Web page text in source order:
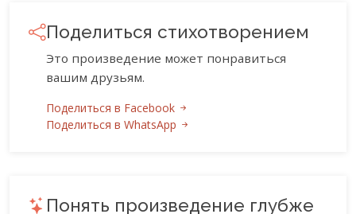
Поделиться стихотворением
Это произведение может понравиться
вашим друзьям.
Поделиться в Facebook
Поделиться в WhatsApp
Понять произведение глубже